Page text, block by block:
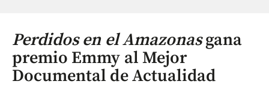
Perdidos en el Amazonasgana
premio Emmy al Mejor
Documental de Actualidad